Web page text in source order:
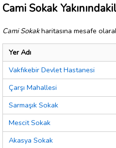
Cami Sokak
Cami Sokakharitasına mesafe
Yer Adı
Vakfıkebir Devlet Hastanesi
Çarşı Mahallesi
Sarmaşık Sokak
Mescit Sokak
Akasya Sokak